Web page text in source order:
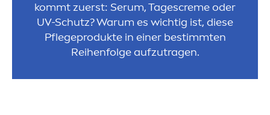
kommt zuerst: Serum, Tagescremeoder
UV-Schutz? Warum es wichtig ist, diese
Pflegeprodukte in einer bestimmten
Reihenfolge aufzutragen.